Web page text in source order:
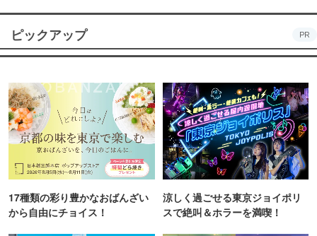
ピックアップ PR
17種類の彩り豊かなおばんざい
から自由にチョイス！
涼しく過ごせる東京ジョイポリ
スで絶叫＆ホラーを満喫！